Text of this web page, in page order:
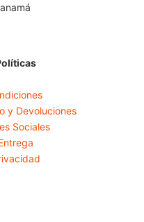
y Devoluciones
Sociales